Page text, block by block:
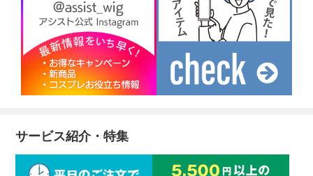
サービス紹介・特集